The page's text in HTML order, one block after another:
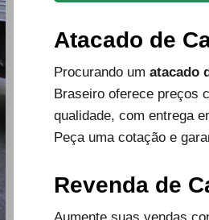
Atacado de
Procurando um atacado
Braseiro oferece preços
qualidade, com entrega
Peça uma cotação e
Revenda de